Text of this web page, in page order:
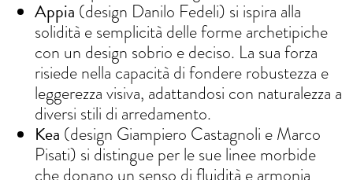
Appia (design Danilo Fedeli) si ispira alla
solidità e semplicità delle forme archetipiche
con un design sobrio e deciso. La sua forza
risiede nella capacità di fondere robustezza e
leggerezza visiva, adattandosi con naturalezza a
diversi stili di arredamento.
Kea (design Giampiero Castagnoli e Marco
Pisati) si distingue per le sue linee morbide
che donano un senso di fluidità e armonia